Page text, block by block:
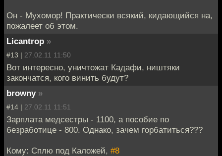
Он - Мухомор! Практически всякий, кидающийся на,
пожалеет об этом.
Licantrop »
#13 | 27.02.11 11:50
Вот интересно, уничтожат Кадафи, ништяки
закончатся, кого винить будут?
browny »
#14 | 27.02.11 11:51
Зарплата медсестры - 1100, а пособие по
безработице - 800. Однако, зачем горбатиться???
Кому: Сплю под Каложей, #8